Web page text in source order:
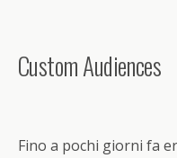
Custom Audiences
Fino a pochi giorni fa